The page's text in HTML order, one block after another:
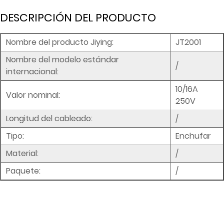
DESCRIPCIÓN DEL PRODUCTO
Nombre del producto Jiying:
JT2001
Nombre del modelo estándar
internacional:
/
Valor nominal:
10/16A
250V
Longitud del cableado:
/
Tipo:
Enchufar
Material:
/
Paquete:
/